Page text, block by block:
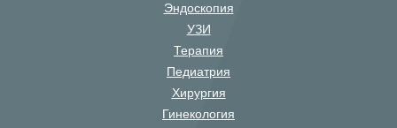
Эндоскопия
УЗИ
Терапия
Педиатрия
Хирургия
Гинекология